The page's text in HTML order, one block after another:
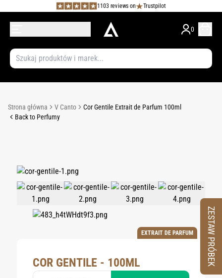
1103 reviews on Trustpilot
0
Strona główna V Canto
Cor Gentile Extrait de Parfum 100ml
Back to Perfumy
EXTRAIT DE PARFUM
COR GENTILE - 100ML ZESTAW PRÓBEK